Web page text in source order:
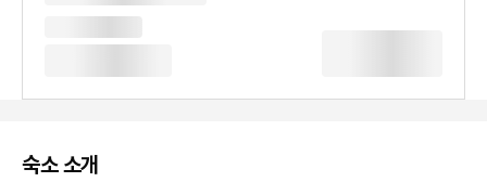
숙소 소개